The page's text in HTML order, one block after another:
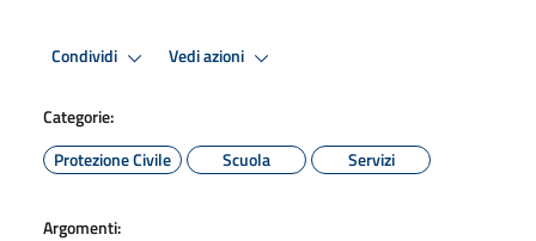
Condividi Vedi azioni
Categorie:
Protezione Civile
Scuola Servizi
Argomenti: